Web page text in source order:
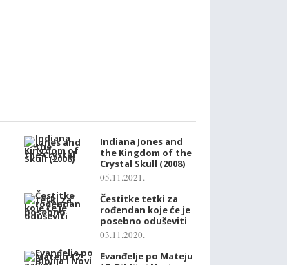
Indiana Jones and
the Kingdom of the
Crystal Skull (2008)
05.11.2021.
Čestitke tetki za
rođendan koje će je
posebno oduševiti
03.11.2020.
Evanđelje po Mateju